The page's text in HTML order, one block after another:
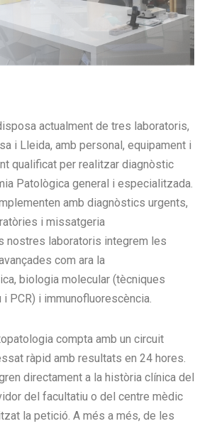
actualment de tres laboratoris,
i Lleida, amb personal, equipament i
qualificat per realitzar diagnòstic
Patològica general i especialitzada.
amb diagnòstics urgents,
i missatgeria
nostres laboratoris integrem les
com ara la
biologia molecular (tècniques
i PCR) i immunofluorescència.
compta amb un circuit
ràpid amb resultats en 24 hores.
directament a la història clínica del
del facultatiu o del centre mèdic
la petició. A més a més, de les